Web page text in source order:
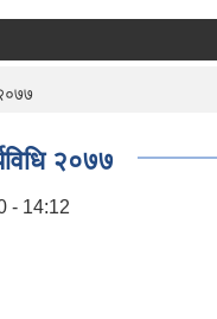
२०७७
- 14:12